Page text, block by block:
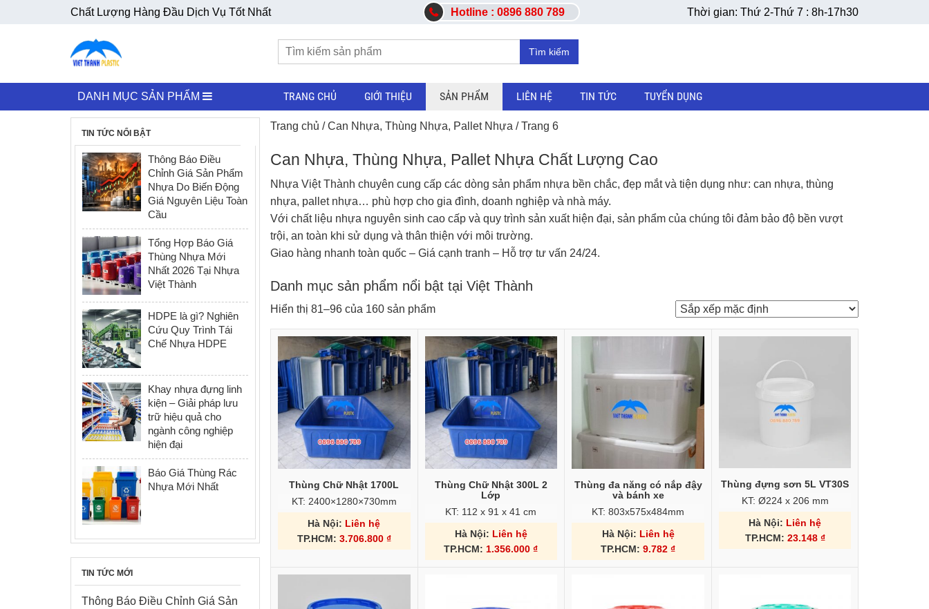
Chất Lượng Hàng Đầu Dịch Vụ Tốt Nhất Hotline : 0896 880 789 Thời gian: Thứ 2-Thứ 7 : 8h-17h30
Tìm kiếm
DANH MỤC SẢN PHẨM TRANG CHỦ GIỚI THIỆU SẢN PHẨM LIÊN HỆ TIN TỨC TUYỂN DỤNG
Trang chủ /Can Nhựa, Thùng Nhựa, Pallet Nhựa / Trang 6
Can Nhựa, Thùng Nhựa, Pallet Nhựa Chất Lượng Cao
Nhựa Việt Thành chuyên cung cấp các dòng sản phẩm nhựa bền chắc, đẹp mắt và tiện dụng như: can nhựa, thùng
nhựa, pallet nhựa… phù hợp cho gia đình, doanh nghiệp và nhà máy.
Với chất liệu nhựa nguyên sinh cao cấp và quy trình sản xuất hiện đại, sản phẩm của chúng tôi đảm bảo độ bền vượt
trội, an toàn khi sử dụng và thân thiện với môi trường.
Giao hàng nhanh toàn quốc – Giá cạnh tranh – Hỗ trợ tư vấn 24/24.
Danh mục sản phẩm nổi bật tại Việt Thành
Hiển thị 81–96 của 160 sản phẩm
Thùng Chữ Nhật 1700L
KT: 2400×1280×730mm
Hà Nội: Liên hệ
TP.HCM: 3.706.800 ₫
Thùng Chữ Nhật 300L 2
Lớp
KT: 112 x 91 x 41 cm
Hà Nội: Liên hệ
TP.HCM: 1.356.000₫
Thùng đa năng có nắp đậy
và bánh xe
KT: 803x575x484mm
Hà Nội: Liên hệ
TP.HCM:9.782₫
Thùng đựng sơn 5L VT30S
KT: Ø224 x 206 mm
Hà Nội: Liên hệ
TP.HCM: 23.148 ₫
TIN TỨC NỔI BẬT
Thông Báo Điều
Chỉnh Giá Sản Phẩm
Nhựa Do Biến Động
Giá Nguyên Liệu Toàn
Cầu
Tổng Hợp Báo Giá
Thùng Nhựa Mới
Nhất 2026 Tại Nhựa
Việt Thành
HDPE là gì? Nghiên
Cứu Quy Trình Tái
Chế Nhựa HDPE
Khay nhựa đựng linh
kiện – Giải pháp lưu
trữ hiệu quả cho
ngành công nghiệp
hiện đại
Báo Giá Thùng Rác
Nhựa Mới Nhất
TIN TỨC MỚI
Thông Báo Điều Chỉnh Giá Sản